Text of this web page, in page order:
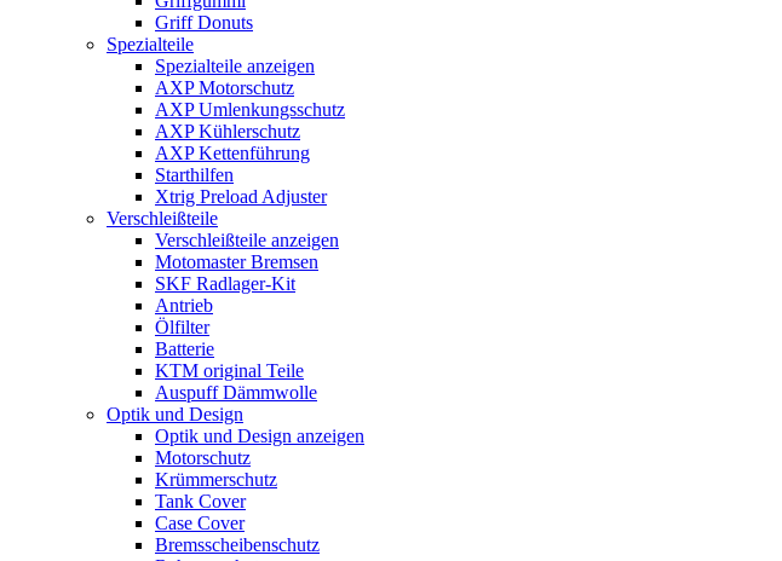
Griff Donuts
Spezialteile
Spezialteile anzeigen
AXP Motorschutz
AXP Umlenkungsschutz
AXP Kühlerschutz
AXP Kettenführung
Starthilfen
Xtrig Preload Adjuster
Verschleißteile
Verschleißteile anzeigen
Motomaster Bremsen
SKF Radlager-Kit
Antrieb
Ölfilter
Batterie
KTM original Teile
Auspuff Dämmwolle
Optik und Design
Optik und Design anzeigen
Motorschutz
Krümmerschutz
Tank Cover
Case Cover
Bremsscheibenschutz